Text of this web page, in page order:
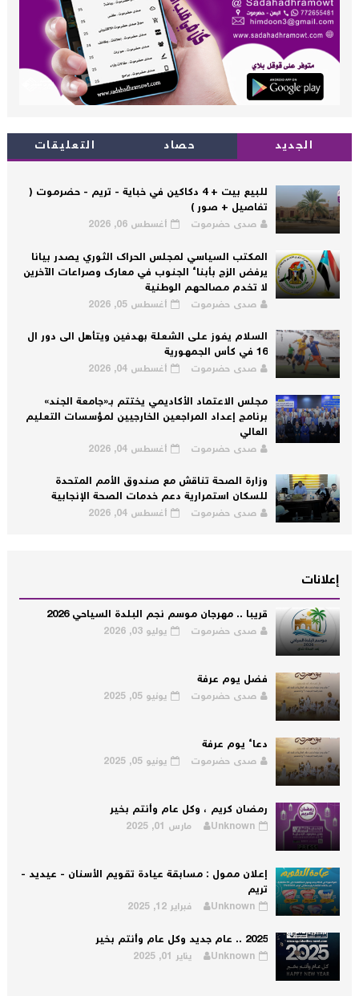
الجديد حصاد التعليقات
للبيع بيت + 4 دكاكين في خباية - تريم - حضرموت (
تفاصيل + صور )
صدى حضرموت أغسطس 06, 2026
المكتب السياسي لمجلس الحراك الثوري يصدر بيانا
يرفض الزج بأبناء الجنوب في معارك وصراعات الآخرين
لا تخدم مصالحهم الوطنية
صدى حضرموت أغسطس 05, 2026
السلام يفوز على الشعلة بهدفين ويتأهل الى دور ال
16 في كأس الجمهورية
صدى حضرموت أغسطس 04, 2026
مجلس الاعتماد الأكاديمي يختتم بـ«جامعة الجند»
برنامج إعداد المراجعين الخارجيين لمؤسسات التعليم
العالي
صدى حضرموت أغسطس 04, 2026
وزارة الصحة تناقش مع صندوق الأمم المتحدة
للسكان استمرارية دعم خدمات الصحة الإنجابية
صدى حضرموت أغسطس 04, 2026
إعلانات
قريبا .. مهرجان موسم نجم البلدة السياحي 2026
صدى حضرموت يوليو 03, 2026
فضل يوم عرفة
صدى حضرموت يونيو 05, 2025
دعاء يوم عرفة
صدى حضرموت يونيو 05, 2025
رمضان كريم ، وكل عام وأنتم بخير
Unknown مارس 01, 2025
إعلان ممول : مسابقة عيادة تقويم الأسنان - عيديد -
تريم
Unknown فبراير 12, 2025
2025 .. عام جديد وكل عام وأنتم بخير
Unknown يناير 01, 2025